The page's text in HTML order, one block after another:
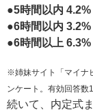
●5時間以内 4.2%
●6時間以内 3.2%
●6時間以上 6.3%
※姉妹サイト「マイナ
ンケート。有効回答数
続いて、内定式